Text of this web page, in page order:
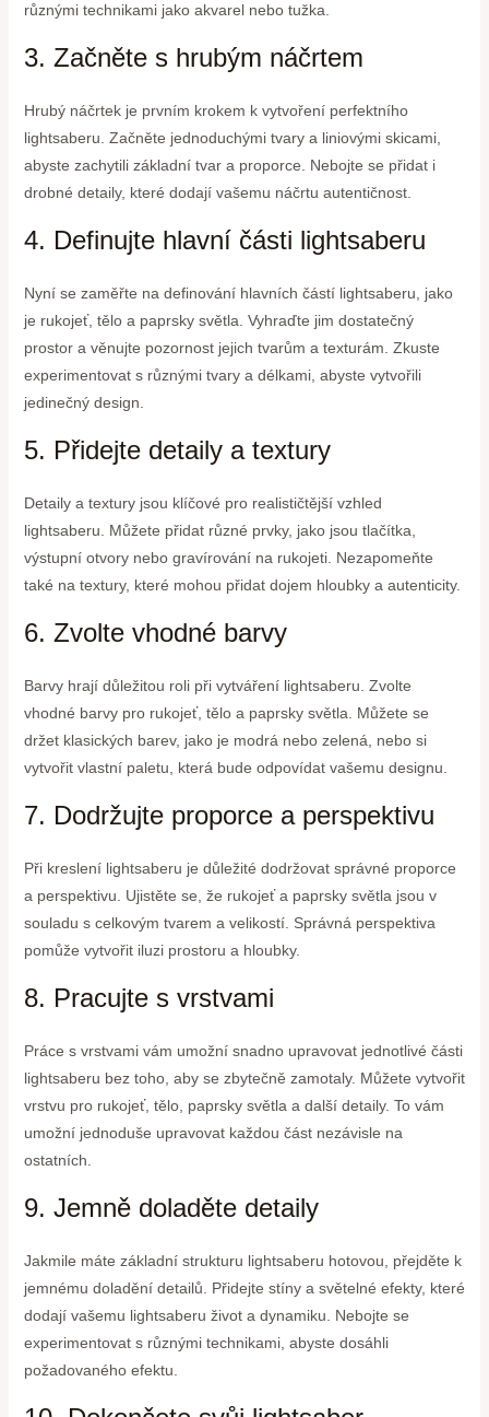
různými technikami jako akvarel nebo tužka.
3. Začněte s hrubým náčrtem
Hrubý náčrtek je prvním krokem k vytvoření perfektního
lightsaberu. Začněte jednoduchými tvary a liniovými skicami,
abyste zachytili základní tvar a proporce. Nebojte se přidat i
drobné detaily, které dodají vašemu náčrtu autentičnost.
4. Definujte hlavní části lightsaberu
Nyní se zaměřte na definování hlavních částí lightsaberu, jako
je rukojeť, tělo a paprsky světla. Vyhraďte jim dostatečný
prostor a věnujte pozornost jejich tvarům a texturám. Zkuste
experimentovat s různými tvary a délkami, abyste vytvořili
jedinečný design.
5. Přidejte detaily a textury
Detaily a textury jsou klíčové pro realističtější vzhled
lightsaberu. Můžete přidat různé prvky, jako jsou tlačítka,
výstupní otvory nebo gravírování na rukojeti. Nezapomeňte
také na textury, které mohou přidat dojem hloubky a autenticity.
6. Zvolte vhodné barvy
Barvy hrají důležitou roli při vytváření lightsaberu. Zvolte
vhodné barvy pro rukojeť, tělo a paprsky světla. Můžete se
držet klasických barev, jako je modrá nebo zelená, nebo si
vytvořit vlastní paletu, která bude odpovídat vašemu designu.
7. Dodržujte proporce a perspektivu
Při kreslení lightsaberu je důležité dodržovat správné proporce
a perspektivu. Ujistěte se, že rukojeť a paprsky světla jsou v
souladu s celkovým tvarem a velikostí. Správná perspektiva
pomůže vytvořit iluzi prostoru a hloubky.
8. Pracujte s vrstvami
Práce s vrstvami vám umožní snadno upravovat jednotlivé části
lightsaberu bez toho, aby se zbytečně zamotaly. Můžete vytvořit
vrstvu pro rukojeť, tělo, paprsky světla a další detaily. To vám
umožní jednoduše upravovat každou část nezávisle na
ostatních.
9. Jemně doladěte detaily
Jakmile máte základní strukturu lightsaberu hotovou, přejděte k
jemnému doladění detailů. Přidejte stíny a světelné efekty, které
dodají vašemu lightsaberu život a dynamiku. Nebojte se
experimentovat s různými technikami, abyste dosáhli
požadovaného efektu.